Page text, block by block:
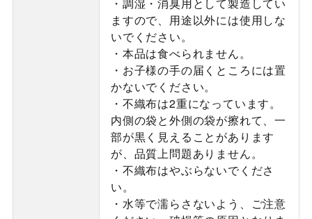
・調湿・消臭用として製造してい
ますので、用途以外には使用しな
いでください。
・本品は食べられません。
・お子様の手の届くところには置
かないでください。
・不織布は2重になっています。
内側の袋と外側の袋が擦れて、一
部が黒く見えることがあります
が、品質上問題ありません。
・不織布はやぶらないでくださ
い。
・水等で濡らさないよう、ご注意